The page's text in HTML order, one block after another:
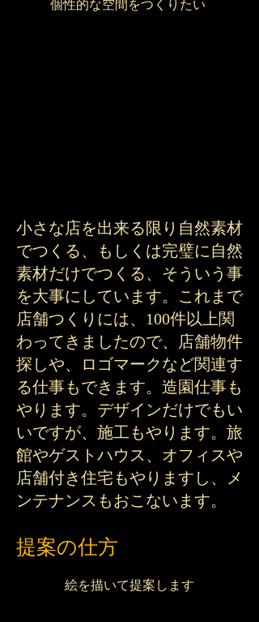
​個性的な空間をつくりたい
小さな店を出来る限り自然素材
でつくる、もしくは完璧に自然
素材だけでつくる、そういう事
を大事にしています。これまで
店舗つくりには、100件以上関
わってきましたので、店舗物件
探しや、ロゴマークなど関連す
る仕事もできます。造園仕事も
やります。デザインだけでもい
いですが、施工もやります。旅
館やゲストハウス、オフィスや
店舗付き住宅もやりますし、メ
ンテナンスもおこないます。
​提案の仕方
​絵を描いて提案します